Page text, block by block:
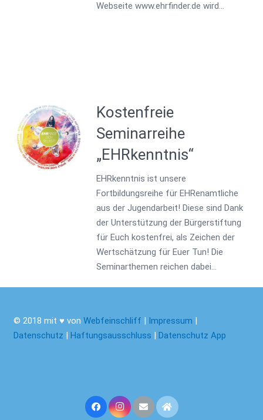
Webseite www.ehrfinder.de wird…
Kostenfreie
Seminarreihe
„EHRkenntnis“
EHRkenntnis ist unsere
Fortbildungsreihe für EHRenamtliche
aus der Jugendarbeit! Diese sind Dank
der Unterstützung der Bürgerstiftung
für Euch kostenfrei, als Zeichen der
Wertschätzung für Euer Tun! Die
Seminarthemen reichen dabei…
© 2018 mit ♥ von Webfeinschliff | Impressum |
Datenschutz | Haftungsausschluss | Datenschutz App